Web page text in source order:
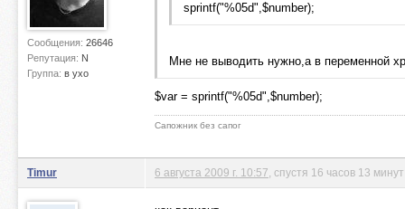
Сообщения: 26646
Репутация: N
Группа: в ухо
sprintf("%05d",$number);
Мне не выводить нужно,а в переменной
$var = sprintf("%05d",$number);
Сапожник без сапог
Timur 6 августа 2009 г. 10:57 , спустя 16 часов 13